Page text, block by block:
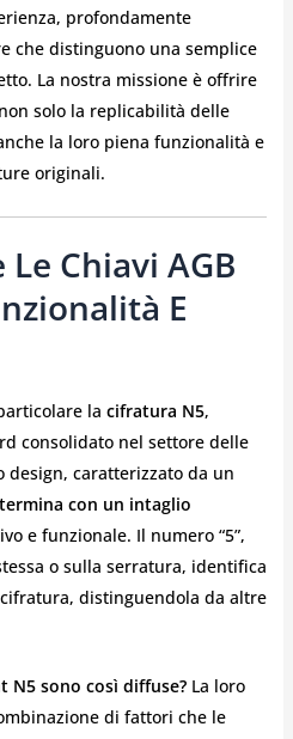
profondamente
che distinguono una semplice
La nostra missione è offrire
solo la replicabilità delle
la loro piena funzionalità e
originali.
Chiavi AGB
E
la cifratura N5,
consolidato nel settore delle
caratterizzato da un
con un intaglio
e funzionale. Il numero “5”,
o sulla serratura, identifica
distinguendola da altre
N5 sono così diffuse?La loro
di fattori che le